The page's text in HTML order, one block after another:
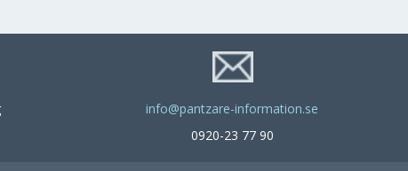
info@pantzare-information.se
0920-23 77 90